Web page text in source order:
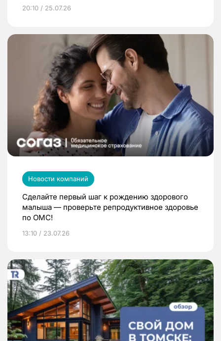
20:10 / 25.07.26
Новости компаний
Сделайте первый шаг к рождению здорового
малыша — проверьте репродуктивное здоровье
по ОМС!
13:10 / 23.07.26